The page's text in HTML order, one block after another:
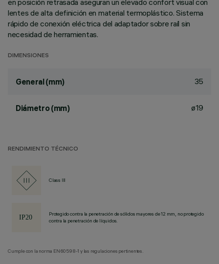
en posición retrasada aseguran un elevado confort visual con
lentes de alta definición en material termoplástico. Sistema
rápido de conexión eléctrica del adaptador sobre raíl sin
necesidad de herramientas.
DIMENSIONES
General (mm) 35
Diámetro (mm) ø19
RENDIMIENTO TÉCNICO
Class III
Protegido contra la penetración de sólidos mayores de 12 mm, no protegido
contra la penetración de líquidos.
Cumple con la norma EN60598-1 y las regulaciones pertinentes.